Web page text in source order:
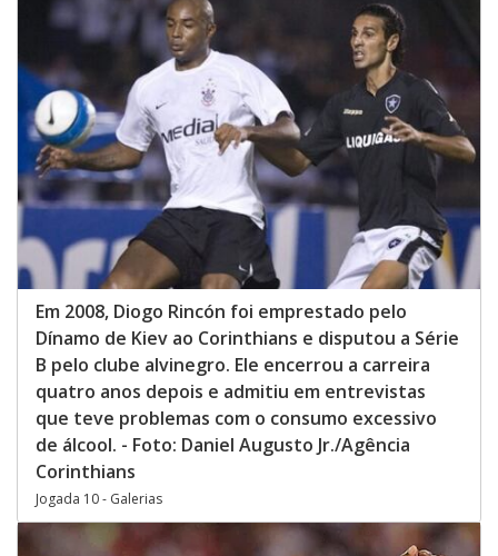
Em 2008, Diogo Rincón foi emprestado pelo
Dínamo de Kiev ao Corinthians e disputou a Série
B pelo clube alvinegro. Ele encerrou a carreira
quatro anos depois e admitiu em entrevistas
que teve problemas com o consumo excessivo
de álcool. - Foto: Daniel Augusto Jr./Agência
Corinthians
Jogada 10 - Galerias